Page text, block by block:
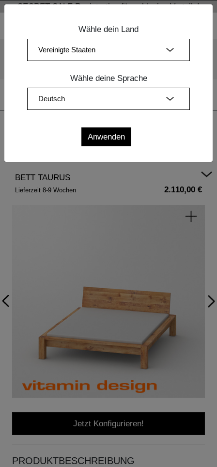
Wir verwenden Cookies. Mit der weiteren Nutzung unserer
SECRET SALE Registration für exklusive Vorteile!
|Massivholztische
BETT TAURUS
Lieferzeit 8-9 Wochen 2.110,00 €
Jetzt Konfigurieren!
PRODUKTBESCHREIBUNG
Wähle dein Land
Wähle deine Sprache